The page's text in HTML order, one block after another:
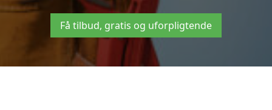
Få tilbud, gratis og uforpligtende